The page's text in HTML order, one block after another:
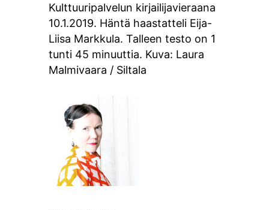
Kulttuuripalvelun kirjailijavieraana
10.1.2019. Häntä haastatteli Eija-
Liisa Markkula. Talleen testo on 1
tunti 45 minuuttia. Kuva: Laura
Malmivaara / Siltala